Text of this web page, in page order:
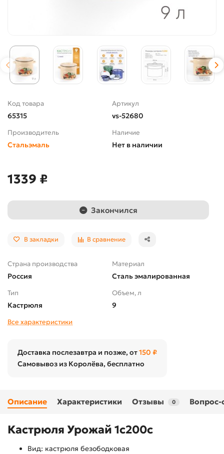
Код товара
65315
Артикул
vs-52680
Производитель
Стальэмаль
Наличие
Нет в наличии
1339 ₽
Закончился
В закладки В сравнение
Страна производства
Россия
Материал
Сталь эмалированная
Тип
Кастрюля
Объем, л
9
Все характеристики
Доставка послезавтра и позже, от150 ₽
Самовывоз из Королёва, бесплатно
Описание Характеристики Отзывы 0 Вопрос-
Кастрюля Урожай 1с200с
Вид: кастрюля безободковая